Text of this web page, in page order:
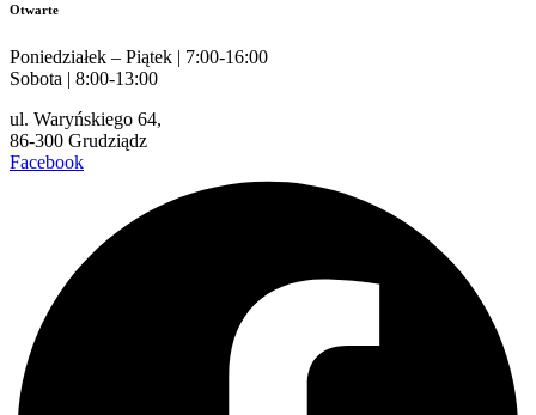
Otwarte
Poniedziałek – Piątek | 7:00-16:00
Sobota | 8:00-13:00
ul. Waryńskiego 64,
86-300 Grudziądz
Facebook